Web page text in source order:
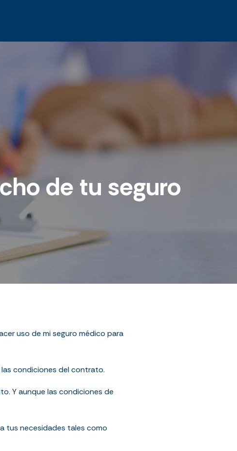
de tu seguro
uso de mi seguro médico para
condiciones del contrato.
Y aunque las condiciones de
tus necesidades tales como